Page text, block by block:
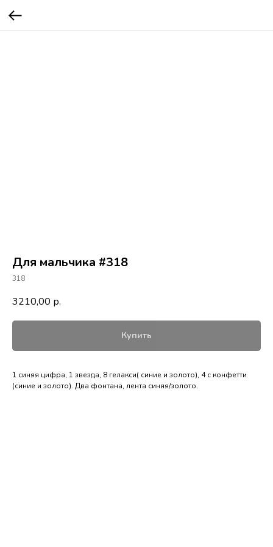
Для мальчика #318
318
3210,00 р.
Купить
1 синяя цифра, 1 звезда, 8 гелакси( синие и золото), 4 с конфетти
(синие и золото). Два фонтана, лента синяя/золото.